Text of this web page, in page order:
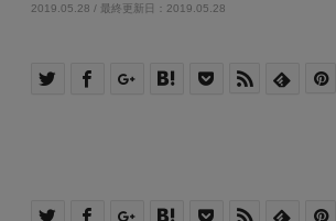
2019.05.28 / 最終更新日：2019.05.28